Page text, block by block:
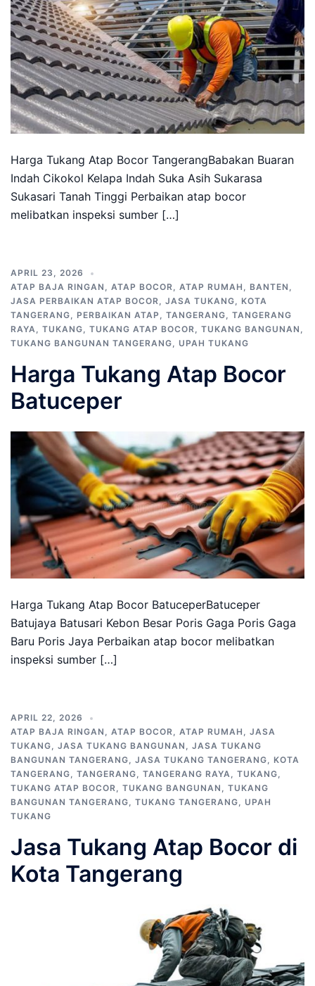
Harga Tukang Atap Bocor TangerangBabakan Buaran
Indah Cikokol Kelapa Indah Suka Asih Sukarasa
Sukasari Tanah Tinggi Perbaikan atap bocor
melibatkan inspeksi sumber […]
APRIL 23, 2026
ATAP BAJA RINGAN , ATAP BOCOR, ATAP RUMAH , BANTEN ,
JASA PERBAIKAN ATAP BOCOR, JASA TUKANG, KOTA
TANGERANG, PERBAIKAN ATAP , TANGERANG, TANGERANG
RAYA, TUKANG, TUKANG ATAP BOCOR, TUKANG BANGUNAN ,
TUKANG BANGUNAN TANGERANG, UPAH TUKANG
Harga Tukang Atap Bocor
Batuceper
Harga Tukang Atap Bocor BatuceperBatuceper
Batujaya Batusari Kebon Besar Poris Gaga Poris Gaga
Baru Poris Jaya Perbaikan atap bocor melibatkan
inspeksi sumber […]
APRIL 22, 2026
ATAP BAJA RINGAN , ATAP BOCOR, ATAP RUMAH , JASA
TUKANG, JASA TUKANG BANGUNAN , JASA TUKANG
BANGUNAN TANGERANG, JASA TUKANG TANGERANG, KOTA
TANGERANG, TANGERANG, TANGERANG RAYA, TUKANG,
TUKANG ATAP BOCOR, TUKANG BANGUNAN , TUKANG
BANGUNAN TANGERANG, TUKANG TANGERANG, UPAH
TUKANG
Jasa Tukang Atap Bocor di
Kota Tangerang